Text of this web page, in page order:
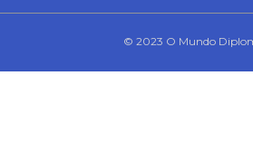
© 2023 O Mundo